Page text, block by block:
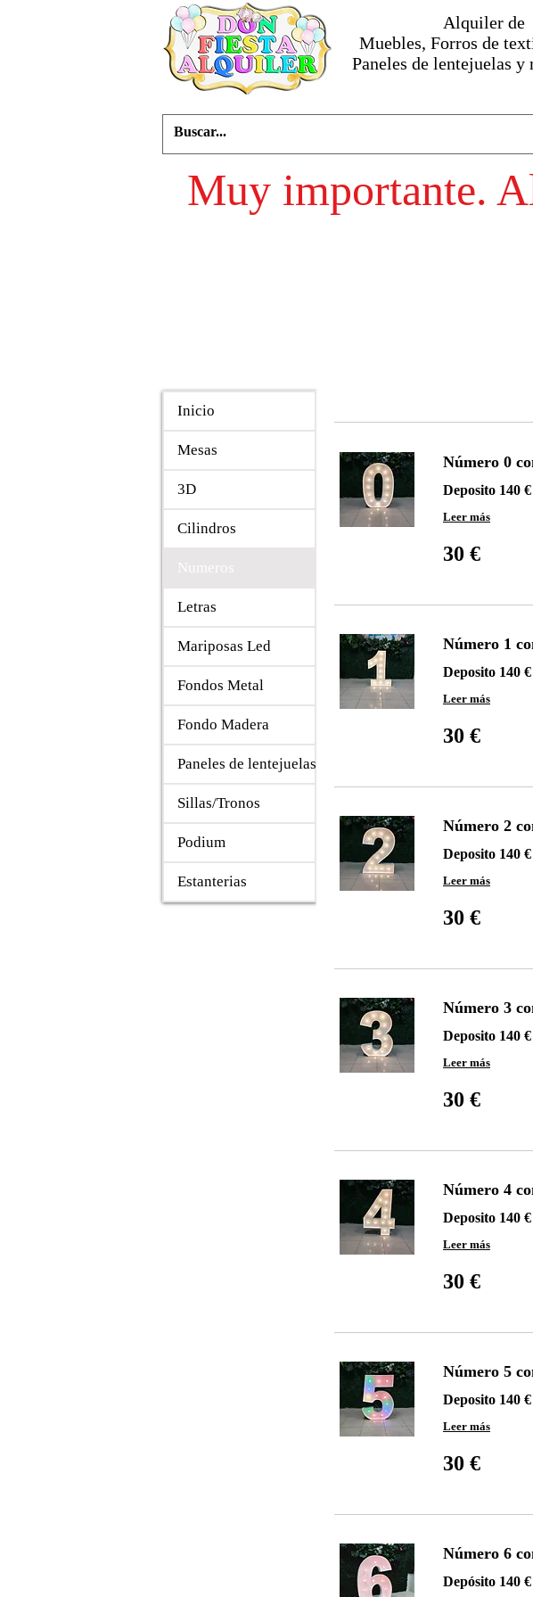
Alquiler de
Muebles, Forros de
Paneles de lentejuelas y
Inicio
Mesas
3D
Cilindros
Numeros
Letras
Mariposas Led
Fondos Metal
Fondo Madera
Paneles de lentejuelas
Sillas/Tronos
Podium
Estanterias
Número 0
Deposito 140 €
Leer más
euros
30 €
Número 1
Deposito 140 €
Leer más
euros
30 €
Número 2
Deposito 140 €
Leer más
euros
30 €
Número 3
Deposito 140 €
Leer más
euros
30 €
Número 4
Deposito 140 €
Leer más
euros
30 €
Número 5
Deposito 140 €
Leer más
euros
30 €
Número 6
Depósito 140 €
Muy importante.